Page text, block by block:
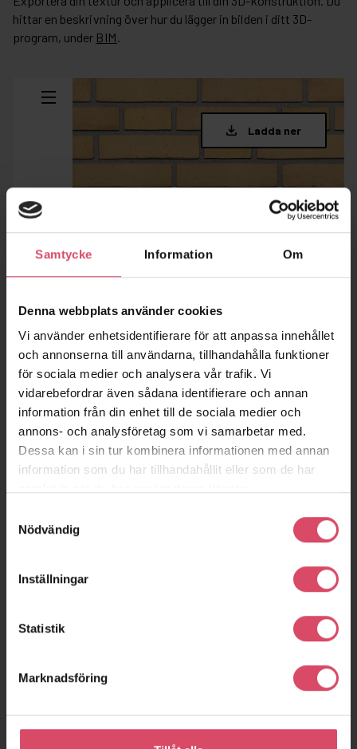
Samtycke Information Om
Denna webbplats använder cookies
Vi använder enhetsidentifierare för att anpassa innehållet
och annonserna till användarna, tillhandahålla funktioner
för sociala medier och analysera vår trafik. Vi
vidarebefordrar även sådana identifierare och annan
information från din enhet till de sociala medier och
annons- och analysföretag som vi samarbetar med.
Dessa kan i sin tur kombinera informationen med annan
information som du har tillhandahållit eller som de har
Nödvändig
Inställningar
Statistik
Marknadsföring
hittar en beskrivning över hur du lägger in bilden i ditt 3D-
program, under BIM.